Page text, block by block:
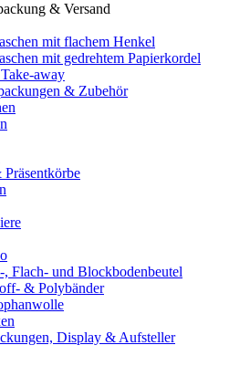
& Versand
mit flachem Henkel
mit gedrehtem Papierkordel
away
& Zubehör
Flach- und Blockbodenbeutel
& Polybänder
Display & Aufsteller